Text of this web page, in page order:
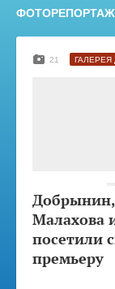
Малахова
посетили
премьеру
21 ГАЛЕРЕЯ